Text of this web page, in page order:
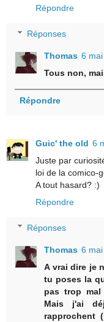
Répondre
Réponses
Thomas 6
Tous non,
Répondre
Guic' the old 6
Juste par
loi de la comico-
A tout hasard? :)
Répondre
Réponses
Thomas 6
A vrai dire je
tu poses la
pas trop
Mais j'ai
rapprochent